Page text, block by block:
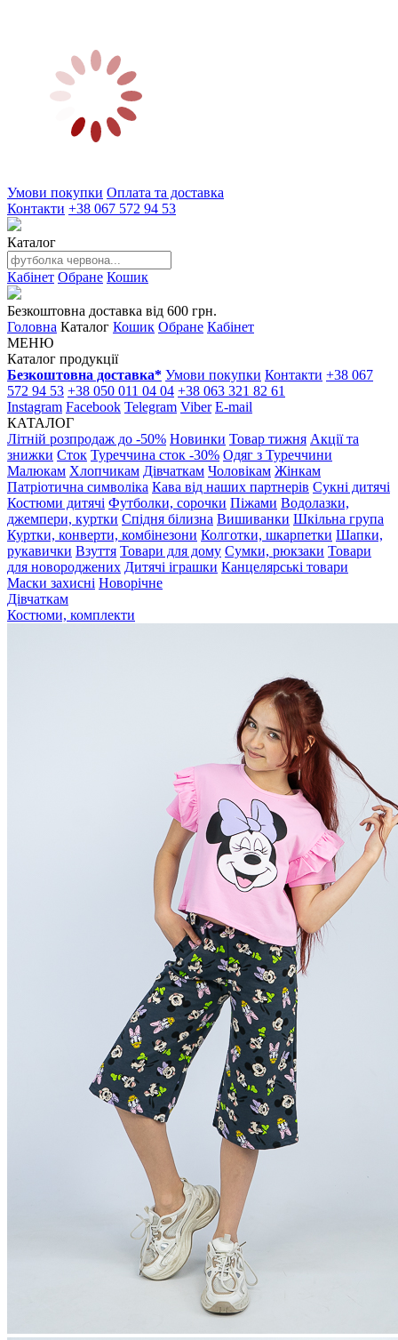
Умови покупки Оплата та доставка
Контакти +38 067 572 94 53
Каталог
Кабінет Обране Кошик
Безкоштовна доставка від 600 грн.
Головна Каталог Кошик Обране Кабінет
МЕНЮ
Каталог продукції
Безкоштовна доставка* Умови покупки Контакти +38 067
572 94 53 +38 050 011 04 04 +38 063 321 82 61
Instagram Facebook Telegram Viber E-mail
КАТАЛОГ
Літній розпродаж до -50% Новинки Товар тижня Акції та
знижки Сток Туреччина сток -30% Одяг з Туреччини
Малюкам Хлопчикам Дівчаткам Чоловікам Жінкам
Патріотична символіка Кава від наших партнерів Сукні дитячі
Костюми дитячі Футболки, сорочки Піжами Водолазки,
джемпери, куртки Спідня білизна Вишиванки Шкільна група
Куртки, конверти, комбінезони Колготки, шкарпетки Шапки,
рукавички Взуття Товари для дому Сумки, рюкзаки Товари
для новороджених Дитячі іграшки Канцелярські товари
Маски захисні Новорічне
Дівчаткам
Костюми, комплекти